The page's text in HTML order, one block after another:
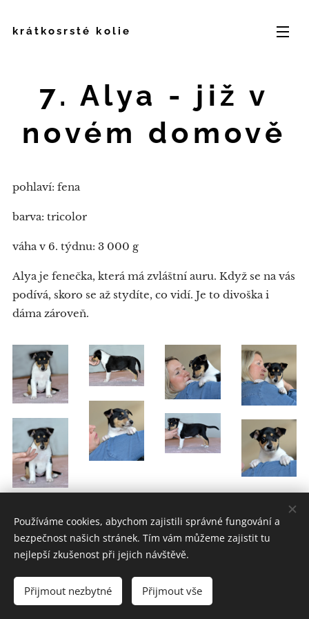
krátkosrsté kolie
7. Alya - již v
novém domově
pohlaví: fena
barva: tricolor
váha v 6. týdnu: 3 000 g
Alya je fenečka, která má zvláštní auru. Když se na vás
podívá, skoro se až stydíte, co vidí. Je to divoška i
dáma zároveň.
Cookies
Používáme cookies, abychom zajistili správné fungování a
bezpečnost našich stránek. Tím vám můžeme zajistit tu
nejlepší zkušenost při jejich návštěvě.
Přijmout nezbytné Přijmout vše